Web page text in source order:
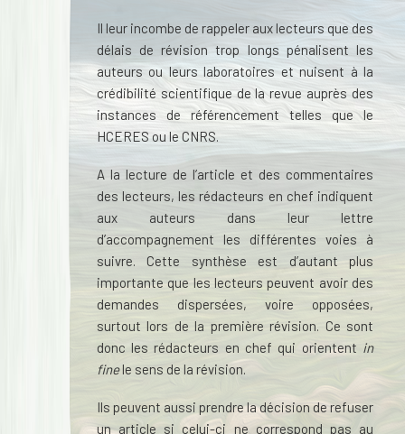
Il leur incombe de rappeler aux lecteurs que des
délais de révision trop longs pénalisent les
auteurs ou leurs laboratoires et nuisent à la
crédibilité scientifique de la revue auprès des
instances de référencement telles que le
HCERES ou le CNRS.
A la lecture de l’article et des commentaires
des lecteurs, les rédacteurs en chef indiquent
aux auteurs dans leur lettre
d’accompagnement les différentes voies à
suivre. Cette synthèse est d’autant plus
importante que les lecteurs peuvent avoir des
demandes dispersées, voire opposées,
surtout lors de la première révision. Ce sont
donc les rédacteurs en chef qui orientent in
finele sens de la révision.
Ils peuvent aussi prendre la décision de refuser
un article si celui-ci ne correspond pas au